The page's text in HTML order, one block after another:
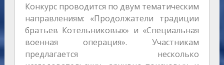
Конкурс проводится по двум тематическим
направлениям: «Продолжатели традиции
братьев Котельниковых» и «Специальная
военная операция». Участникам
предлагается несколько